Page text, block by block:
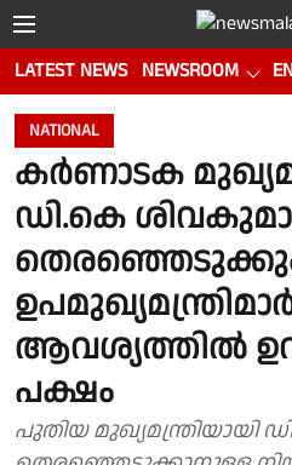
LATEST NEWS NEWSROOM
NATIONAL
കർണാടക
ഡി.കെ
ആവശ്യത്തിൽ
പക്ഷം
പുതിയ മുഖ്യമന്ത്രിയായി